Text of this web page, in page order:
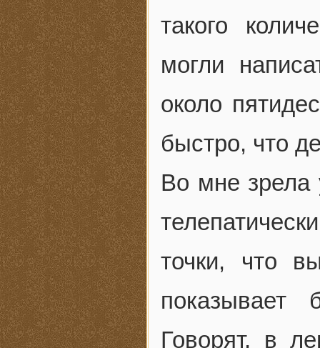
такого
могли
около
быстро, что
Во мне зрела
точки, что
показывает
Говорят, в